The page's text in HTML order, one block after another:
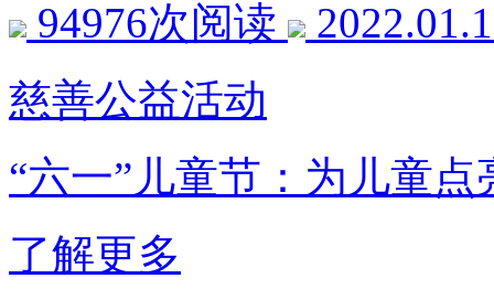
94976次阅读
慈善公益活动
“六一”儿童节：为儿童
了解更多